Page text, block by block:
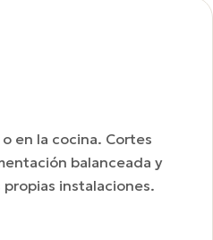
en la cocina. Cortes
balanceada y
instalaciones.